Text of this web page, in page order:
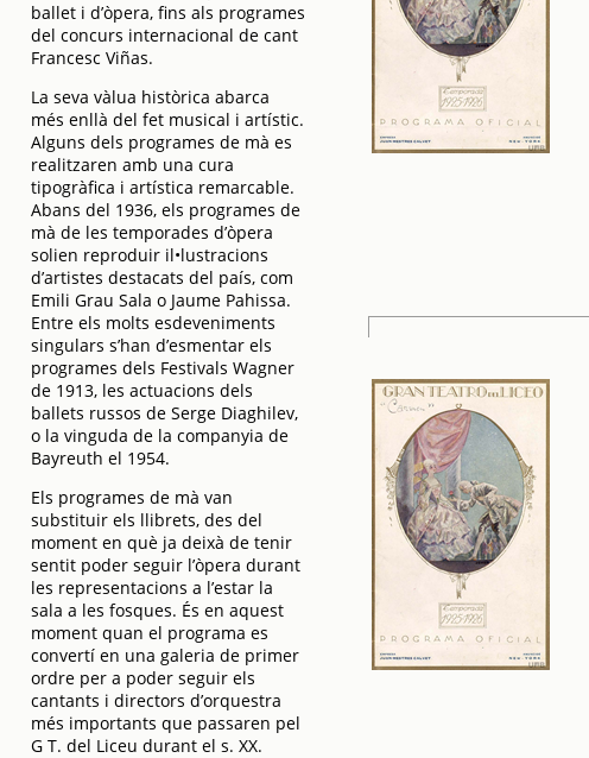
ballet i d’òpera, fins als programes
del concurs internacional de cant
Francesc Viñas.
La seva vàlua històrica abarca
més enllà del fet musical i artístic.
Alguns dels programes de mà es
realitzaren amb una cura
tipogràfica i artística remarcable.
Abans del 1936, els programes de
mà de les temporades d’òpera
solien reproduir il•lustracions
d’artistes destacats del país, com
Emili Grau Sala o Jaume Pahissa.
Entre els molts esdeveniments
singulars s’han d’esmentar els
programes dels Festivals Wagner
de 1913, les actuacions dels
ballets russos de Serge Diaghilev,
o la vinguda de la companyia de
Bayreuth el 1954.
Els programes de mà van
substituir els llibrets, des del
moment en què ja deixà de tenir
sentit poder seguir l’òpera durant
les representacions a l’estar la
sala a les fosques. És en aquest
moment quan el programa es
convertí en una galeria de primer
ordre per a poder seguir els
cantants i directors d’orquestra
més importants que passaren pel
G T. del Liceu durant el s. XX.